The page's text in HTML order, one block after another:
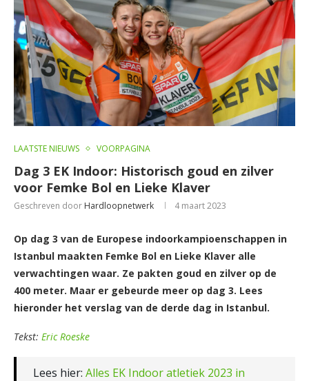
LAATSTE NIEUWS VOORPAGINA
Dag 3 EK Indoor: Historisch goud en zilver
voor Femke Bol en Lieke Klaver
Geschreven door Hardloopnetwerk 4 maart 2023
Op dag 3 van de Europese indoorkampioenschappen in
Istanbul maakten Femke Bol en Lieke Klaver alle
verwachtingen waar. Ze pakten goud en zilver op de
400 meter. Maar er gebeurde meer op dag 3. Lees
hieronder het verslag van de derde dag in Istanbul.
Tekst: Eric Roeske
Lees hier: Alles EK Indoor atletiek 2023 in